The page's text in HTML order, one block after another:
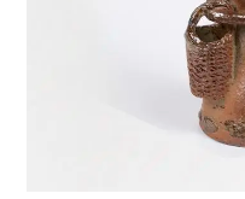
PIÈCES A